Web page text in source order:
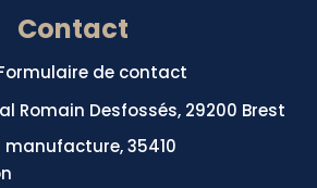
Contact
de contact
Romain Desfossés, 29200 Brest
35410